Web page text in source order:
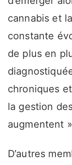
cannabis et
constante
de plus en
chroniques
la gestion
augmentent
D’autres